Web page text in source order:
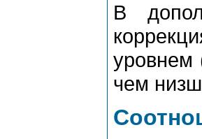
В
уpовнем
чем